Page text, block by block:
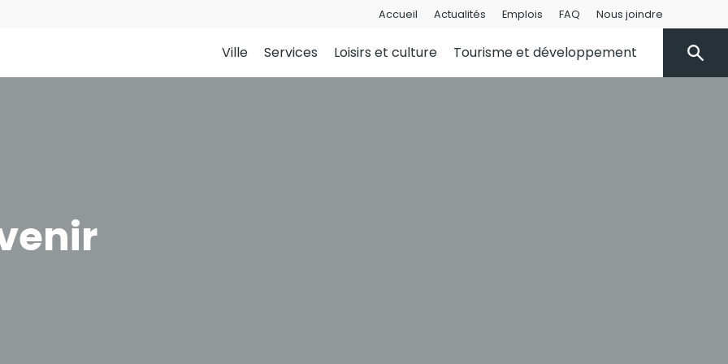
Accueil Actualités Emplois FAQ Nous joindre
Ville Services Loisirs et culture Tourisme et développement